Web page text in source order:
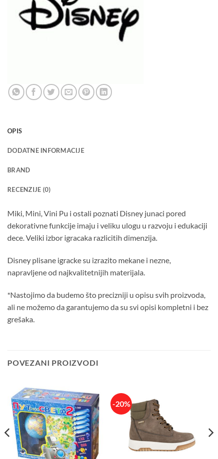
OPIS
DODATNE INFORMACIJE
BRAND
RECENZIJE (0)
Miki, Mini, Vini Pu i ostali poznati Disney junaci pored
dekorativne funkcije imaju i veliku ulogu u razvoju i edukaciji
dece. Veliki izbor igracaka razlicitih dimenzija.
Disney plisane igracke su izrazito mekane i nezne,
napravljene od najkvalitetnijih materijala.
*Nastojimo da budemo što precizniji u opisu svih proizvoda,
ali ne možemo da garantujemo da su svi opisi kompletni i bez
grešaka.
POVEZANI PROIZVODI
-20%